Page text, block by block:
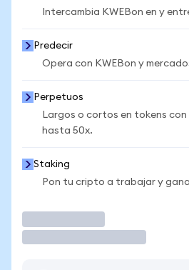
Intercambia KWEBon en y
Predecir
Opera con KWEBon y
Perpetuos
Largos o cortos en tokens
hasta 50x.
Staking
Pon tu cripto a trabajar y